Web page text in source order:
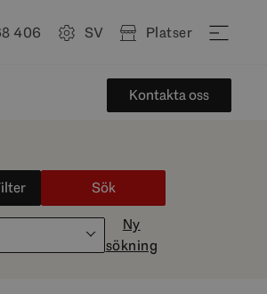
406 SV Platser
Kontakta oss
Sök
Ny
sökning